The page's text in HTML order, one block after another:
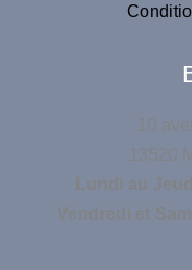
10
13520
Lundi au
Vendredi et